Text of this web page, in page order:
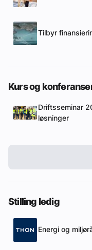
Tilbyr
Kurs og
Driftsseminar
løsninger
Stilling ledig
Energi og